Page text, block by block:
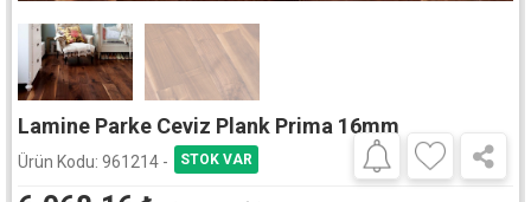
Lamine Parke Ceviz Plank Prima 16mm
Ürün Kodu: 961214 -